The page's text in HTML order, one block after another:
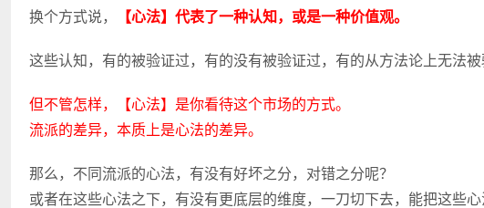
换个方式说， 【心法】代表了一种认知，或是一种价值观。
这些认知，有的被验证过，有的没有被验证过，有的从方法论上无法被
但不管怎样，【心法】是你看待这个市场的方式。
流派的差异，本质上是心法的差异。
那么，不同流派的心法，有没有好坏之分，对错之分呢？
或者在这些心法之下，有没有更底层的维度，一刀切下去，能把这些心